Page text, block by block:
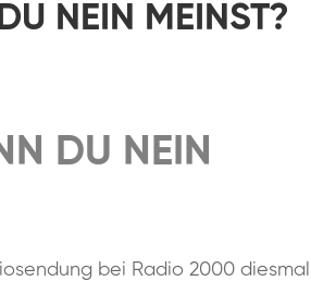
NEIN MEINST?
DU NEIN
bei Radio 2000 diesmal